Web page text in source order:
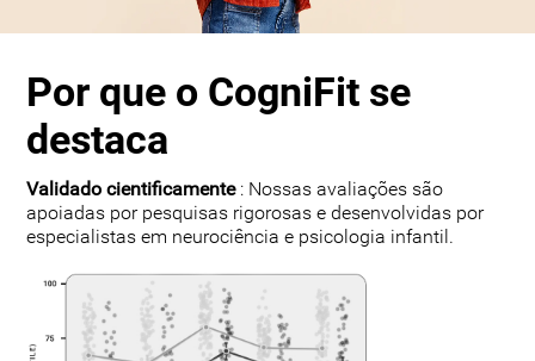
Por que o CogniFit se
destaca
Validado cientificamente: Nossas avaliações são
apoiadas por pesquisas rigorosas e desenvolvidas por
especialistas em neurociência e psicologia infantil.